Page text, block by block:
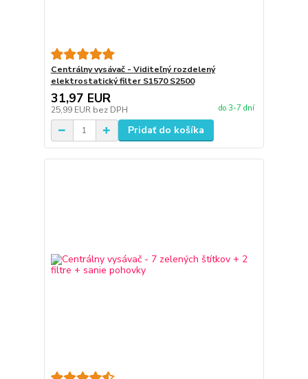
Centrálny vysávač - Viditeľný rozdelený
elektrostatický filter S1570 S2500
31,97 EUR
25,99 EUR bez DPH do 3-7 dní
Pridať do košíka